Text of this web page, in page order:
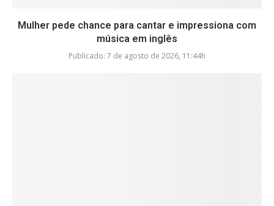
Mulher pede chance para cantar e impressiona com
música em inglês
Publicado: 7 de agosto de 2026, 11:44h